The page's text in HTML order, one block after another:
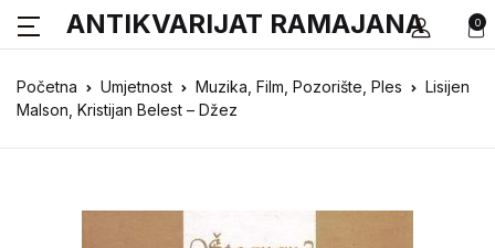
0
ANTIKVARIJAT RAMAJANA
Početna Umjetnost Muzika, Film, Pozorište, Ples
Lisijen
Malson, Kristijan Belest – Džez